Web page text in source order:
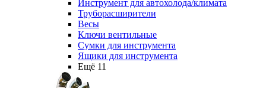
Инструмент для автохолода/климата
Труборасширители
Весы
Ключи вентильные
Сумки для инструмента
Ящики для инструмента
Ещё 11